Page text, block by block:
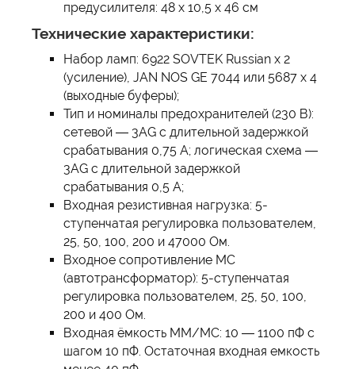
предусилителя: 48 x 10,5 x 46 см
Технические характеристики:
Набор ламп: 6922 SOVTEK Russian x 2
(усиление), JAN NOS GE 7044 или 5687 x 4
(выходные буферы);
Тип и номиналы предохранителей (230 В):
сетевой — 3AG с длительной задержкой
срабатывания 0,75 А; логическая схема —
3AG с длительной задержкой
срабатывания 0,5 А;
Входная резистивная нагрузка: 5-
ступенчатая регулировка пользователем,
25, 50, 100, 200 и 47000 Ом.
Входное сопротивление MC
(автотрансформатор): 5-ступенчатая
регулировка пользователем, 25, 50, 100,
200 и 400 Ом.
Входная ёмкость MM/MC: 10 — 1100 пФ с
шагом 10 пФ. Остаточная входная емкость